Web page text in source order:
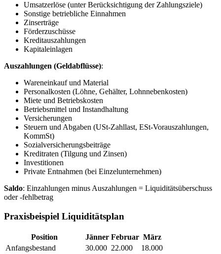
Umsatzerlöse (unter Berücksichtigung der Zahlungsziele)
Sonstige betriebliche Einnahmen
Zinserträge
Förderzuschüsse
Kreditauszahlungen
Kapitaleinlagen
Auszahlungen (Geldabflüsse):
Wareneinkauf und Material
Personalkosten (Löhne, Gehälter, Lohnnebenkosten)
Miete und Betriebskosten
Betriebsmittel und Instandhaltung
Versicherungen
Steuern und Abgaben (USt-Zahllast, ESt-Vorauszahlungen,
KommSt)
Sozialversicherungsbeiträge
Kreditraten (Tilgung und Zinsen)
Investitionen
Private Entnahmen (bei Einzelunternehmen)
Saldo: Einzahlungen minus Auszahlungen = Liquiditätsüberschuss
oder -fehlbetrag
Praxisbeispiel Liquiditätsplan
Position Jänner Februar März
Anfangsbestand
30.000 22.000 18.000